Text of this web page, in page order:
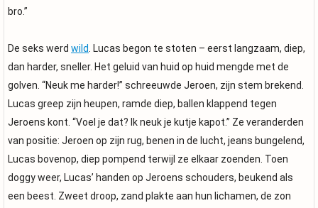
bro.”
De seks werd wild
. Lucas begon te stoten – eerst langzaam, diep,
dan harder, sneller. Het geluid van huid op huid mengde met de
golven. “Neuk me harder!” schreeuwde Jeroen, zijn stem brekend.
Lucas greep zijn heupen, ramde diep, ballen klappend tegen
Jeroens kont. “Voel je dat? Ik neuk je kutje kapot.” Ze veranderden
van positie: Jeroen op zijn rug, benen in de lucht, jeans bungelend,
Lucas bovenop, diep pompend terwijl ze elkaar zoenden. Toen
doggy weer, Lucas’ handen op Jeroens schouders, beukend als
een beest. Zweet droop, zand plakte aan hun lichamen, de zon